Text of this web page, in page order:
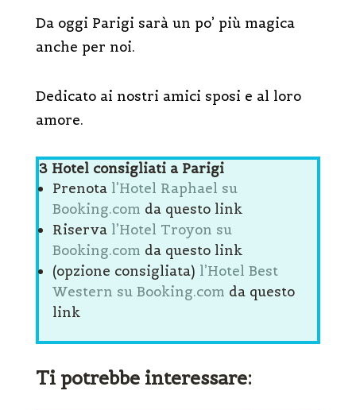
Da oggi Parigi sarà un po’ più magica
anche per noi.
Dedicato ai nostri amici sposi e al loro
amore.
3 Hotel consigliati a Parigi
Prenota l’Hotel Raphael su
Booking.com da questo link
Riserva l’Hotel Troyon su
Booking.com da questo link
(opzione consigliata) l’Hotel Best
Western su Booking.com da questo
link
Ti potrebbe interessare: